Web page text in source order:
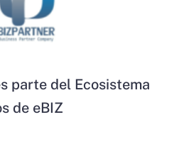
parte del Ecosistema
de eBIZ